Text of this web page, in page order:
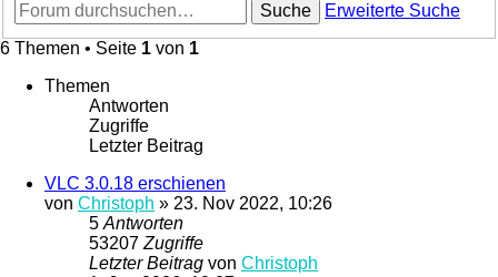
Suche
Erweiterte Suche
6 Themen • Seite 1 von 1
Themen
Antworten
Zugriffe
Letzter Beitrag
VLC 3.0.18 erschienen
von Christoph » 23. Nov 2022, 10:26
5Antworten
53207Zugriffe
Letzter Beitrag von Christoph